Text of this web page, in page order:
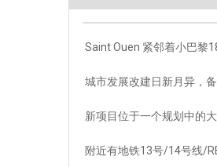
Saint Ouen 紧邻着小巴黎
城市发展改建日新月异，
新项目位于一个规划中的
附近有地铁13号/14号线/